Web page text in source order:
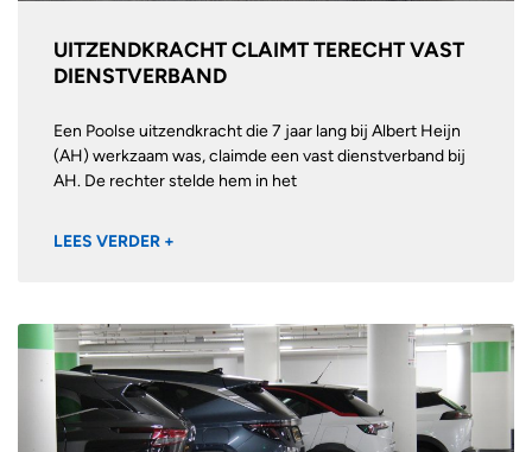
UITZENDKRACHT CLAIMT TERECHT VAST
DIENSTVERBAND
Een Poolse uitzendkracht die 7 jaar lang bij Albert Heijn
(AH) werkzaam was, claimde een vast dienstverband bij
AH. De rechter stelde hem in het
LEES VERDER +